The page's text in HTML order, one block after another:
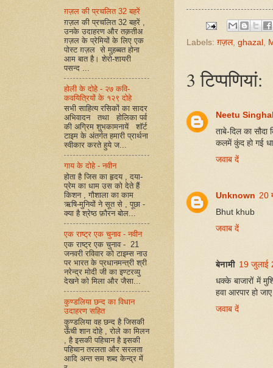
Labels: ग़ज़ल, ghazal,
3 टिप्‍पणियां:
Neetu
ताबे-दिल का सौदा
कलमें कुंद हो गई
जवाब दें
Unknown 20
Bhut khub
जवाब दें
बेनामी 19 जुलाई
धक्के बाजारों में
हवा आरपार हो
जवाब दें
ग़ज़ल की प्रचलित 32 बहरें
ग़ज़ल की प्रचलित 32 बहरें ,
उनके उदाहरण और तक़तीअ
ग़ज़ल के प्रेमियों के लिए एक
पोस्ट ग़ज़ल से मुहब्बत होना
आम बात है। शेरो-शायरी
पसन्द ...
होली के दोहे - २७ कवि-
कवयित्रियों के १२९ दोहे
सभी साहित्य रसिकों का सादर
अभिवादन तथा होलिका पर्व
की अग्रिम शुभकामनायें शॉर्ट
टाइम के अंतर्गत हमारी प्रार्थना
स्वीकार करते हुये ज...
गाय के दोहे - नवीन
होता है जिस का हृदय , दया-
प्रेम का धाम उस को देते हैं
किशन , गौशाला का काम
ऋषि-मुनियों ने सूत से , पूछा -
क्या है श्रेष्ठ फ़ौरन बोल...
एक राष्ट्र एक चुनाव - नवीन
एक राष्ट्र एक चुनाव - 21
जनवरी रविवार को टाइम्स नाउ
पर भारत के प्रधानमन्त्री श्री
नरेन्द्र मोदी जी का इण्टरव्यु
देखने को मिला और जैसा...
कुण्डलिया छन्द का विधान
उदाहरण सहित
कुण्डलिया वह छन्द है जिसकी
ऊँची शान दोहे , रोले का मिलन
, है इसकी पहिचान है इसकी
पहिचान तरलता और सरलता
आदि अन्त सम शब्द केन्द्र में